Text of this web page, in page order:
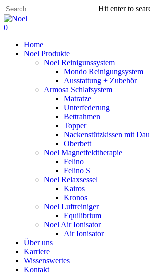
Skip
to
main
Hit enter to
Close
Search
0
Home
Noel Produkte
Noel Reinigunssystem
Mondo Reinigungsystem
Ausstattung + Zubehör
Armosa Schlafsystem
Matratze
Unterfederung
Bettrahmen
Topper
Nackenstützkissen mit
Oberbett
Noel Magnetfeldtherapie
Felino
Felino S
Noel Relaxsessel
Kairos
Kronos
Noel Luftreiniger
Equilibrium
Noel Air Ionisator
Air Ionisator
Über uns
Karriere
Wissenswertes
Kontakt